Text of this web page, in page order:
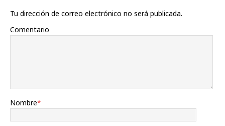
Tu dirección de correo electrónico no será publicada.
Comentario
Nombre*